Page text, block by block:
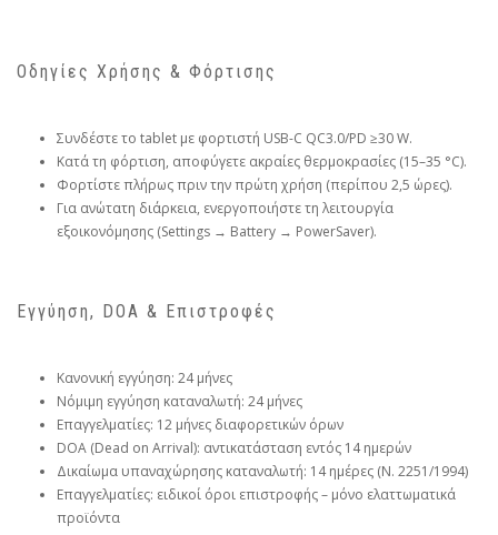
Οδηγίες Χρήσης & Φόρτισης
Συνδέστε το tablet με φορτιστή USB-C QC3.0/PD ≥30 W.
Κατά τη φόρτιση, αποφύγετε ακραίες θερμοκρασίες (15–35 °C).
Φορτίστε πλήρως πριν την πρώτη χρήση (περίπου 2,5 ώρες).
Για ανώτατη διάρκεια, ενεργοποιήστε τη λειτουργία
εξοικονόμησης (Settings → Battery → PowerSaver).
Εγγύηση, DOA & Επιστροφές
Κανονική εγγύηση: 24 μήνες
Νόμιμη εγγύηση καταναλωτή: 24 μήνες
Επαγγελματίες: 12 μήνες διαφορετικών όρων
DOA (Dead on Arrival): αντικατάσταση εντός 14 ημερών
Δικαίωμα υπαναχώρησης καταναλωτή: 14 ημέρες (Ν. 2251/1994)
Επαγγελματίες: ειδικοί όροι επιστροφής – μόνο ελαττωματικά
προϊόντα